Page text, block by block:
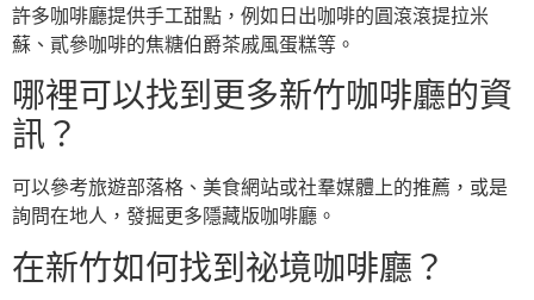
許多咖啡廳提供手工甜點，例如日出咖啡的圓滾滾提拉米
蘇、貳參咖啡的焦糖伯爵茶戚風蛋糕等。
哪裡可以找到更多新竹咖啡廳的資
訊？
可以參考旅遊部落格、美食網站或社羣媒體上的推薦，或是
詢問在地人，發掘更多隱藏版咖啡廳。
在新竹如何找到祕境咖啡廳？